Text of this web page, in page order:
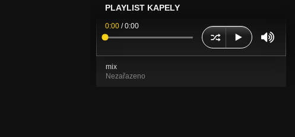
PLAYLIST KAPELY
0:00 /0:00
mix
Nezařazeno